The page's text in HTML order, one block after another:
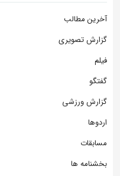
آخرین مطالب
گزارش تصویری
فیلم
گفتگو
گزارش ورزشی
اردوها
مسابقات
بخشنامه ها